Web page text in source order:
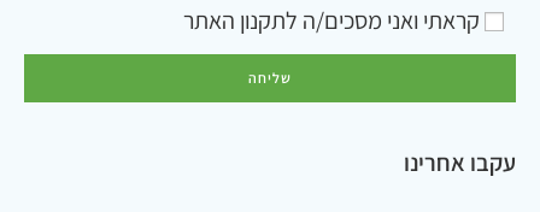
קראתי ואני מסכים/ה לתקנון האתר
שליחה
עקבו אחרינו